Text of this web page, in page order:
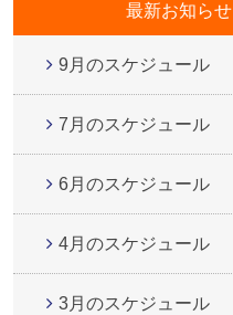
最新お知らせ
9月のスケジュール
7月のスケジュール
6月のスケジュール
4月のスケジュール
3月のスケジュール